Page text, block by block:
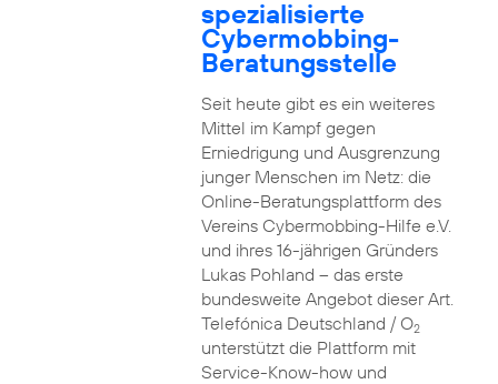
spezialisierte
Cybermobbing-
Beratungsstelle
Seit heute gibt es ein weiteres
Mittel im Kampf gegen
Erniedrigung und Ausgrenzung
junger Menschen im Netz: die
Online-Beratungsplattform des
Vereins Cybermobbing-Hilfe e.V.
und ihres 16-jährigen Gründers
Lukas Pohland – das erste
bundesweite Angebot dieser Art.
Telefónica Deutschland / O2
unterstützt die Plattform mit
Service-Know-how und